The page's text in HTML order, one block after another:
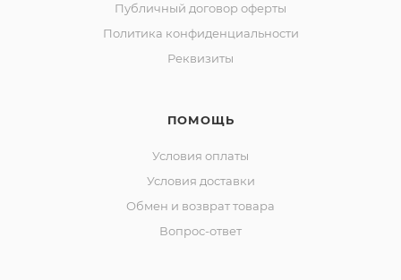
Публичный договор оферты
Политика конфиденциальности
Реквизиты
ПОМОЩЬ
Условия оплаты
Условия доставки
Обмен и возврат товара
Вопрос-ответ